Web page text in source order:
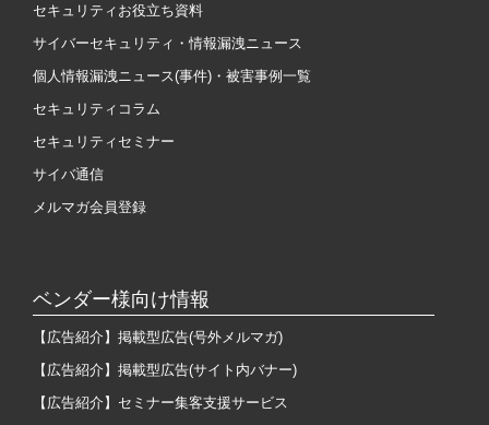
セキュリティお役立ち資料
サイバーセキュリティ・情報漏洩ニュース
個人情報漏洩ニュース(事件)・被害事例一覧
セキュリティコラム
セキュリティセミナー
サイバ通信
メルマガ会員登録
ベンダー様向け情報
【広告紹介】掲載型広告(号外メルマガ)
【広告紹介】掲載型広告(サイト内バナー)
【広告紹介】セミナー集客支援サービス